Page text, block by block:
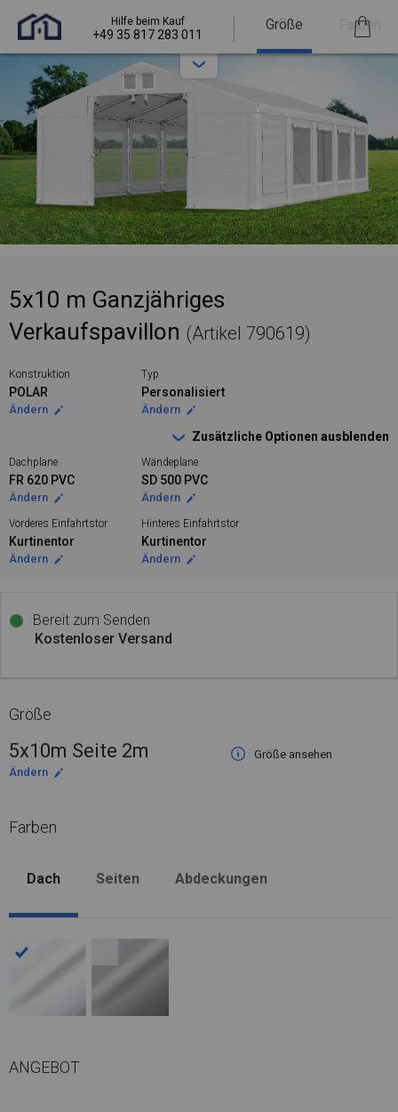
Hilfe beim Kauf
+49 35 817 283 011
Größe Farben
5x10 m Ganzjähriges
Verkaufspavillon (Artikel 790619)
Konstruktion
POLAR
Ändern
Typ
Personalisiert
Ändern
Zusätzliche Optionen ausblenden
Dachplane
FR 620 PVC
Ändern
Wändeplane
SD 500 PVC
Ändern
Vorderes Einfahrtstor
Kurtinentor
Ändern
Hinteres Einfahrtstor
Kurtinentor
Ändern
Bereit zum Senden
Kostenloser Versand
Größe
5x10m Seite 2m
Größe ansehen
Ändern
Farben
Dach Seiten Abdeckungen
ANGEBOT